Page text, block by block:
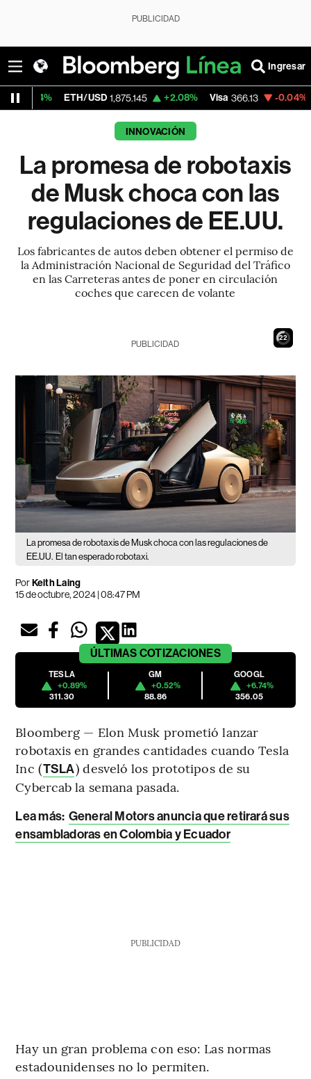
PUBLICIDAD
Ingresar
ETH/USD 1,875.145 +2.08% Visa 366.13 -0.04%
INNOVACIÓN
La promesa de robotaxis
de Musk choca con las
regulaciones de EE.UU.
Los fabricantes de autos deben obtener el permiso de
la Administración Nacional de Seguridad del Tráfico
en las Carreteras antes de poner en circulación
coches que carecen de volante
21
PUBLICIDAD
La promesa de robotaxis de Musk choca con las regulaciones de
EE.UU. El tan esperado robotaxi.
PorKeith Laing
15 de octubre, 2024 | 08:47 PM
ÚLTIMAS COTIZACIONES
TESLA
+0.89%
311.30
GM
+0.52%
88.86
GOOGL
+6.74%
356.05
Bloomberg — Elon Musk prometió lanzar
robotaxis en grandes cantidades cuando Tesla
Inc (TSLA) desveló los prototipos de su
Cybercab la semana pasada.
Lea más: General Motors anuncia que retirará sus
ensambladoras en Colombia y Ecuador
PUBLICIDAD
Hay un gran problema con eso: Las normas
estadounidenses no lo permiten.